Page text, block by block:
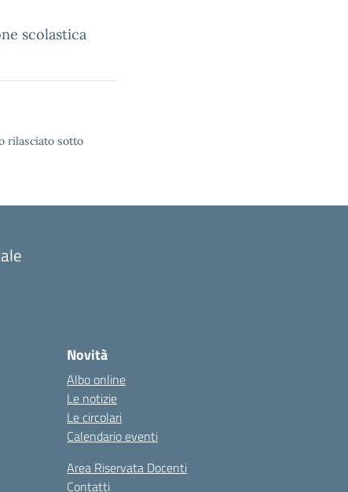
scolastica
rilasciato sotto
Novità
Albo online
Le notizie
Le circolari
Calendario eventi
Area Riservata Docenti
Contatti